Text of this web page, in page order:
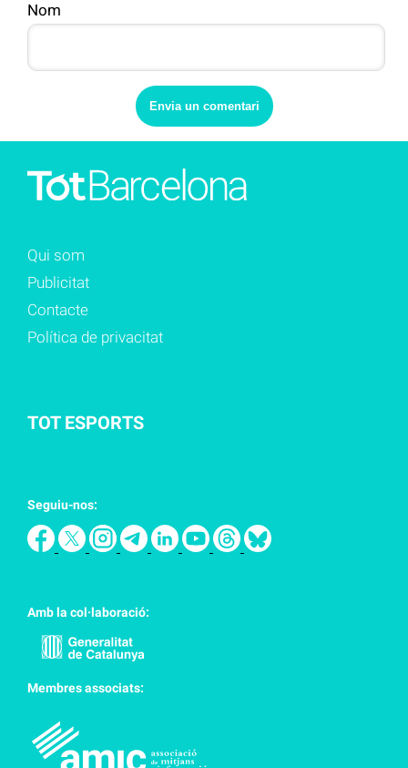
Nom
Qui som
Publicitat
Contacte
Política de privacitat
TOT ESPORTS
Seguiu-nos:
Amb la col·laboració:
Membres associats: